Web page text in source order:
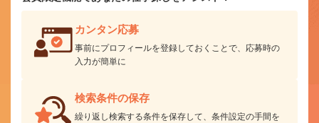
カンタン応募
事前にプロフィールを登録しておくことで、応募時の
入力が簡単に
検索条件の保存
繰り返し検索する条件を保存して、条件設定の手間を